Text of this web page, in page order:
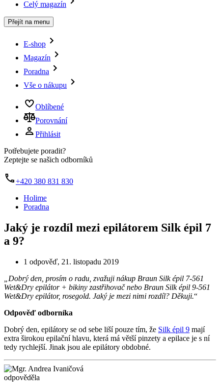
Celý magazín
Přejít na menu
E-shop
Magazín
Poradna
Vše o nákupu
Oblíbené
Porovnání
Přihlásit
Potřebujete poradit?
Zeptejte se našich odborníků
+420 380 831 830
Holime
Poradna
Jaký je rozdíl mezi epilátorem Silk épil 7
a 9?
1 odpověď, 21. listopadu 2019
„Dobrý den, prosím o radu, zvažuji nákup Braun Silk épil 7-561
Wet&Dry epilátor + bikiny zastřihovač nebo Braun Silk épil 9-561
Wet&Dry epilátor, rosegold. Jaký je mezi nimi rozdíl? Děkuji.“
Odpověď odborníka
Dobrý den, epilátory se od sebe liší pouze tím, že Silk épil 9 mají
extra širokou epilační hlavu, která má větší pinzety a epilace je s ní
tedy rychlejší. Jinak jsou ale epilátory obdobné.
odpověděla